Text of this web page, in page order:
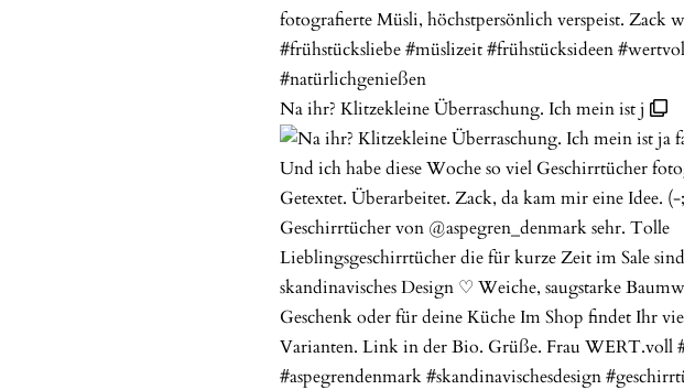
Na ihr? Klitzekleine Überraschung. Ich mein ist j